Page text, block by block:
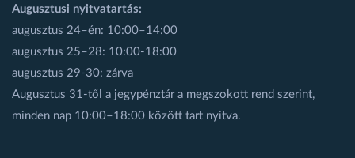
Augusztusi nyitvatartás:
augusztus 24–én: 10:00–14:00
augusztus 25–28: 10:00-18:00
augusztus 29-30: zárva
Augusztus 31-től a jegypénztár a megszokott rend szerint,
minden nap 10:00–18:00 között tart nyitva.